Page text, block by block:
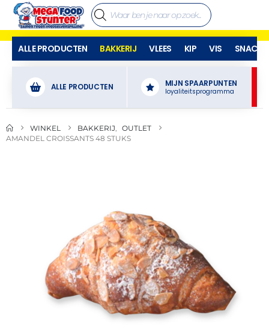
ALLE PRODUCTEN BAKKERIJ VLEES KIP VIS SNACKS
ALLE PRODUCTEN MIJN SPAARPUNTEN
loyaliteitsprogramma
WINKEL BAKKERIJ
OUTLET
AMANDEL CROISSANTS 48 STUKS